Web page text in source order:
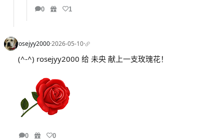
0 1
rosejyy2000·2026-05-10·
(^-^) rosejyy2000 给 未央 献上一支玫瑰花！
0 0